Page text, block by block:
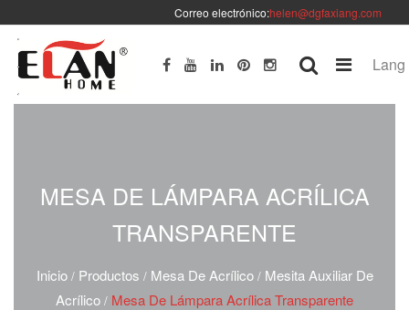
Correo electrónico:helen@dgfaxiang.com
Lang
MESA DE LÁMPARA ACRÍLICA
TRANSPARENTE
Inicio/ Productos / Mesa De Acrílico/ Mesita Auxiliar De
Acrílico / Mesa De Lámpara Acrílica Transparente